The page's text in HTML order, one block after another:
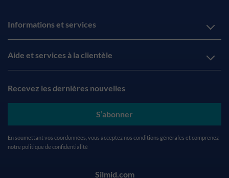
Informations et services
Aide et services à la clientèle
Recevez les dernières nouvelles
S’abonner
En soumettant vos coordonnées, vous acceptez nos conditions générales et comprenez
notre politique de confidentialité
Silmid.com